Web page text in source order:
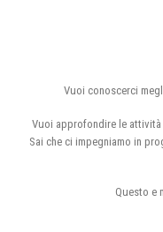
Vuoi conoscerci
Vuoi approfondire le
Sai che ci impegniamo in
Questo e